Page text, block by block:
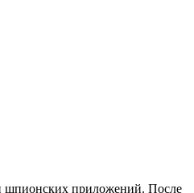
шпионских приложений. После